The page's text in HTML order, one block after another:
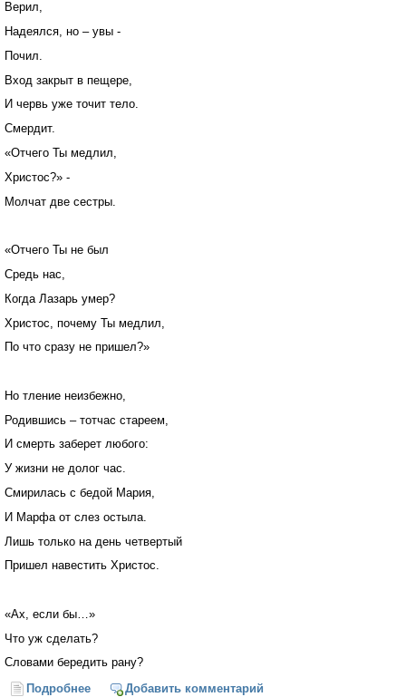
Верил,
Надеялся, но – увы -
Почил.
Вход закрыт в пещере,
И червь уже точит тело.
Смердит.
«Отчего Ты медлил,
Христос?» -
Молчат две сестры.
«Отчего Ты не был
Средь нас,
Когда Лазарь умер?
Христос, почему Ты медлил,
По что сразу не пришел?»
Но тление неизбежно,
Родившись – тотчас стареем,
И смерть заберет любого:
У жизни не долог час.
Смирилась с бедой Мария,
И Марфа от слез остыла.
Лишь только на день четвертый
Пришел навестить Христос.
«Ах, если бы…»
Что уж сделать?
Словами бередить рану?
Подробнее о А Лазарь все-таки умер
Добавить комментарий